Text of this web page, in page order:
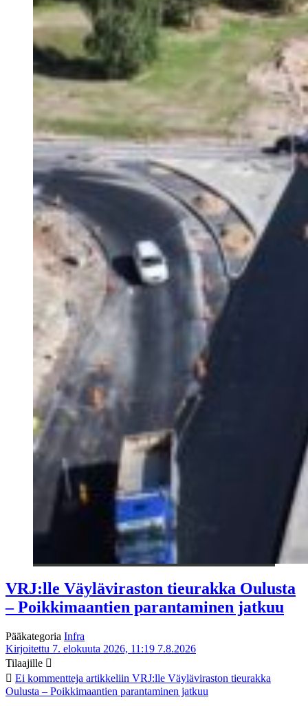
VRJ:lle Väyläviraston tieurakka Oulusta
– Poikkimaantien parantaminen jatkuu
Pääkategoria Infra
Kirjoitettu 7. elokuuta 2026, 11:19 7.8.2026
Tilaajille
Ei kommentteja artikkeliin VRJ:lle Väyläviraston tieurakka
Oulusta – Poikkimaantien parantaminen jatkuu